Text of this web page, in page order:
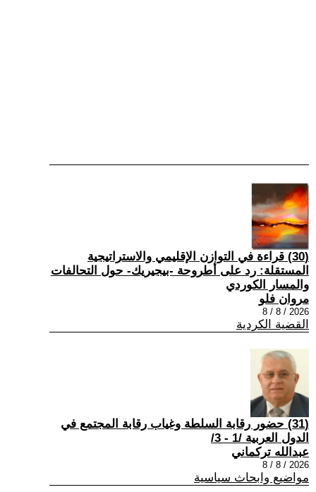
(30) قراءة في التوازن الإقليمي والاستراتيجية
المستقلة: رد على أطروحة -بيجيريك- حول التحالفات
والمسار الكوردي
مروان فلو
2026 / 8 / 8
القضية الكردية
(31) حضور رقابة السلطة وغياب رقابة المجتمع في
الدول العربية /1 - 3/
عبدالله تركماني
2026 / 8 / 8
مواضيع وابحاث سياسية